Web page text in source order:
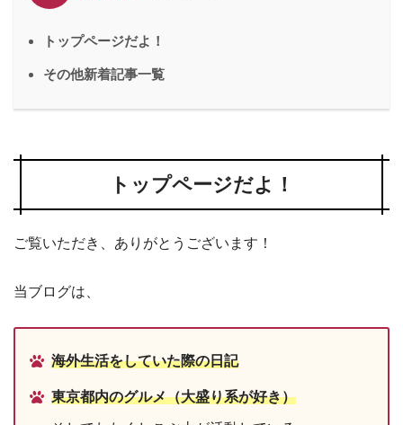
トップページだよ！
その他新着記事一覧
トップページだよ！
ご覧いただき、ありがとうございます！
当ブログは、
海外生活をしていた際の日記
東京都内のグルメ（大盛り系が好き）